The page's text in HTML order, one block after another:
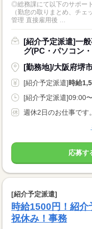
◎総務課にて以下のサポー
（勤怠の取りまとめ、チ
管理 直接雇用後 ...
[紹介予定派遣]一
グ(PC・パソコン
[勤務地]/大阪府堺
[紹介予定派遣]時給
[紹介予定派遣]09:00
週休2日のお仕事です。
応募す
[紹介予定派遣]
時給1500円！紹
祝休み！事務